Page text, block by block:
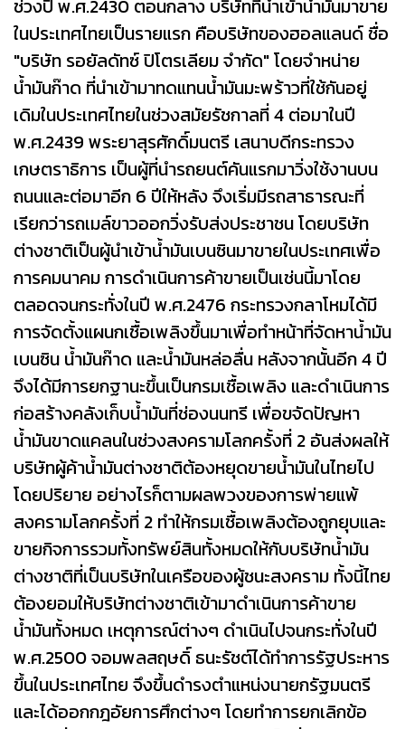
ช่วงปี พ.ศ.2430 ตอนกลาง บริษัทที่นำเข้าน้ำมันมาขาย
ในประเทศไทยเป็นรายแรก คือบริษัทของฮอลแลนด์ ชื่อ
"บริษัท รอยัลดัทซ์ ปิโตรเลียม จำกัด" โดยจำหน่าย
น้ำมันก๊าด ที่นำเข้ามาทดแทนน้ำมันมะพร้าวที่ใช้กันอยู่
เดิมในประเทศไทยในช่วงสมัยรัชกาลที่ 4 ต่อมาในปี
พ.ศ.2439 พระยาสุรศักดิ์มนตรี เสนาบดีกระทรวง
เกษตราธิการ เป็นผู้ที่นำรถยนต์คันแรกมาวิ่งใช้งานบน
ถนนและต่อมาอีก 6 ปีให้หลัง จึงเริ่มมีรถสาธารณะที่
เรียกว่ารถเมล์ขาวออกวิ่งรับส่งประชาชน โดยบริษัท
ต่างชาติเป็นผู้นำเข้าน้ำมันเบนซินมาขายในประเทศเพื่อ
การคมนาคม การดำเนินการค้าขายเป็นเช่นนี้มาโดย
ตลอดจนกระทั่งในปี พ.ศ.2476 กระทรวงกลาโหมได้มี
การจัดตั้งแผนกเชื้อเพลิงขึ้นมาเพื่อทำหน้าที่จัดหาน้ำมัน
เบนซิน น้ำมันก๊าด และน้ำมันหล่อลื่น หลังจากนั้นอีก 4 ปี
จึงได้มีการยกฐานะขึ้นเป็นกรมเชื้อเพลิง และดำเนินการ
ก่อสร้างคลังเก็บน้ำมันที่ช่องนนทรี เพื่อขจัดปัญหา
น้ำมันขาดแคลนในช่วงสงครามโลกครั้งที่ 2 อันส่งผลให้
บริษัทผู้ค้าน้ำมันต่างชาติต้องหยุดขายน้ำมันในไทยไป
โดยปริยาย อย่างไรก็ตามผลพวงของการพ่ายแพ้
สงครามโลกครั้งที่ 2 ทำให้กรมเชื้อเพลิงต้องถูกยุบและ
ขายกิจการรวมทั้งทรัพย์สินทั้งหมดให้กับบริษัทน้ำมัน
ต่างชาติที่เป็นบริษัทในเครือของผู้ชนะสงคราม ทั้งนี้ไทย
ต้องยอมให้บริษัทต่างชาติเข้ามาดำเนินการค้าขาย
น้ำมันทั้งหมด เหตุการณ์ต่างๆ ดำเนินไปจนกระทั่งในปี
พ.ศ.2500 จอมพลสฤษดิ์ ธนะรัชต์ได้ทำการรัฐประหาร
ขึ้นในประเทศไทย จึงขึ้นดำรงตำแหน่งนายกรัฐมนตรี
และได้ออกกฎอัยการศึกต่างๆ โดยทำการยกเลิกข้อ